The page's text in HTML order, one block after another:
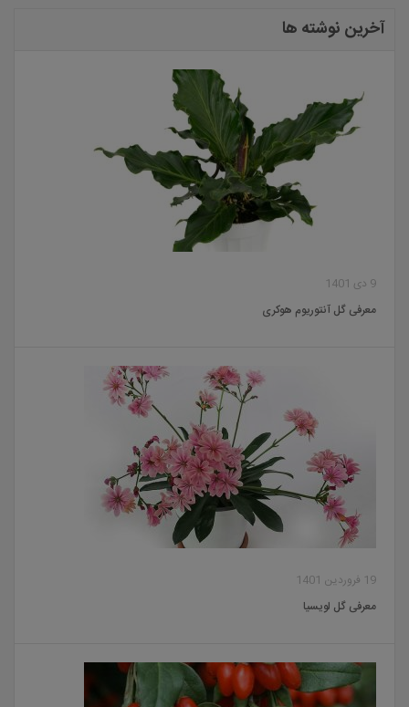
آخرین نوشته ها
9 دی 1401
معرفی گل آنتوریوم هوکری
19 فروردین 1401
معرفی گل لویسیا